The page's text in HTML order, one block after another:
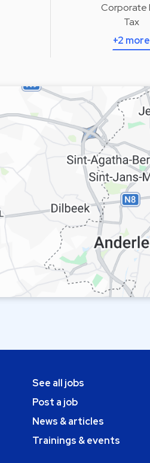
Corporate
Tax
+2 more
See all jobs
Post a job
News & articles
Trainings & events